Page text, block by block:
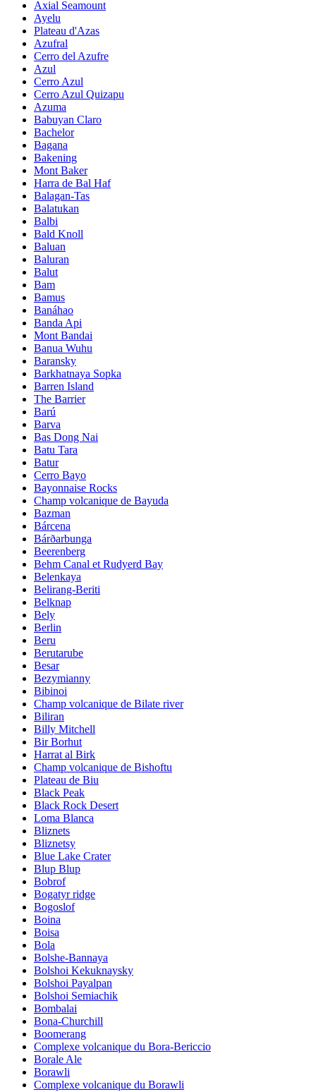
Axial Seamount
Ayelu
Plateau d'Azas
Azufral
Cerro del Azufre
Azul
Cerro Azul
Cerro Azul Quizapu
Azuma
Babuyan Claro
Bachelor
Bagana
Bakening
Mont Baker
Harra de Bal Haf
Balagan-Tas
Balatukan
Balbi
Bald Knoll
Baluan
Baluran
Balut
Bam
Bamus
Banáhao
Banda Api
Mont Bandai
Banua Wuhu
Baransky
Barkhatnaya Sopka
Barren Island
The Barrier
Barú
Barva
Bas Dong Nai
Batu Tara
Batur
Cerro Bayo
Bayonnaise Rocks
Champ volcanique de Bayuda
Bazman
Bárcena
Bárðarbunga
Beerenberg
Behm Canal et Rudyerd Bay
Belenkaya
Belirang-Beriti
Belknap
Bely
Berlin
Beru
Berutarube
Besar
Bezymianny
Bibinoi
Champ volcanique de Bilate river
Biliran
Billy Mitchell
Bir Borhut
Harrat al Birk
Champ volcanique de Bishoftu
Plateau de Biu
Black Peak
Black Rock Desert
Loma Blanca
Bliznets
Bliznetsy
Blue Lake Crater
Blup Blup
Bobrof
Bogatyr ridge
Bogoslof
Boina
Boisa
Bola
Bolshe-Bannaya
Bolshoi Kekuknaysky
Bolshoi Payalpan
Bolshoi Semiachik
Bombalai
Bona-Churchill
Boomerang
Complexe volcanique du Bora-Bericcio
Borale Ale
Borawli
Complexe volcanique du Borawli